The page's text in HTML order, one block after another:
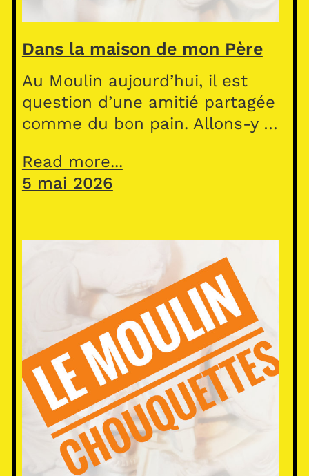
Dans la maison de mon Père
Au Moulin aujourd’hui, il est
question d’une amitié partagée
comme du bon pain. Allons-y …
Read more...
5 mai 2026